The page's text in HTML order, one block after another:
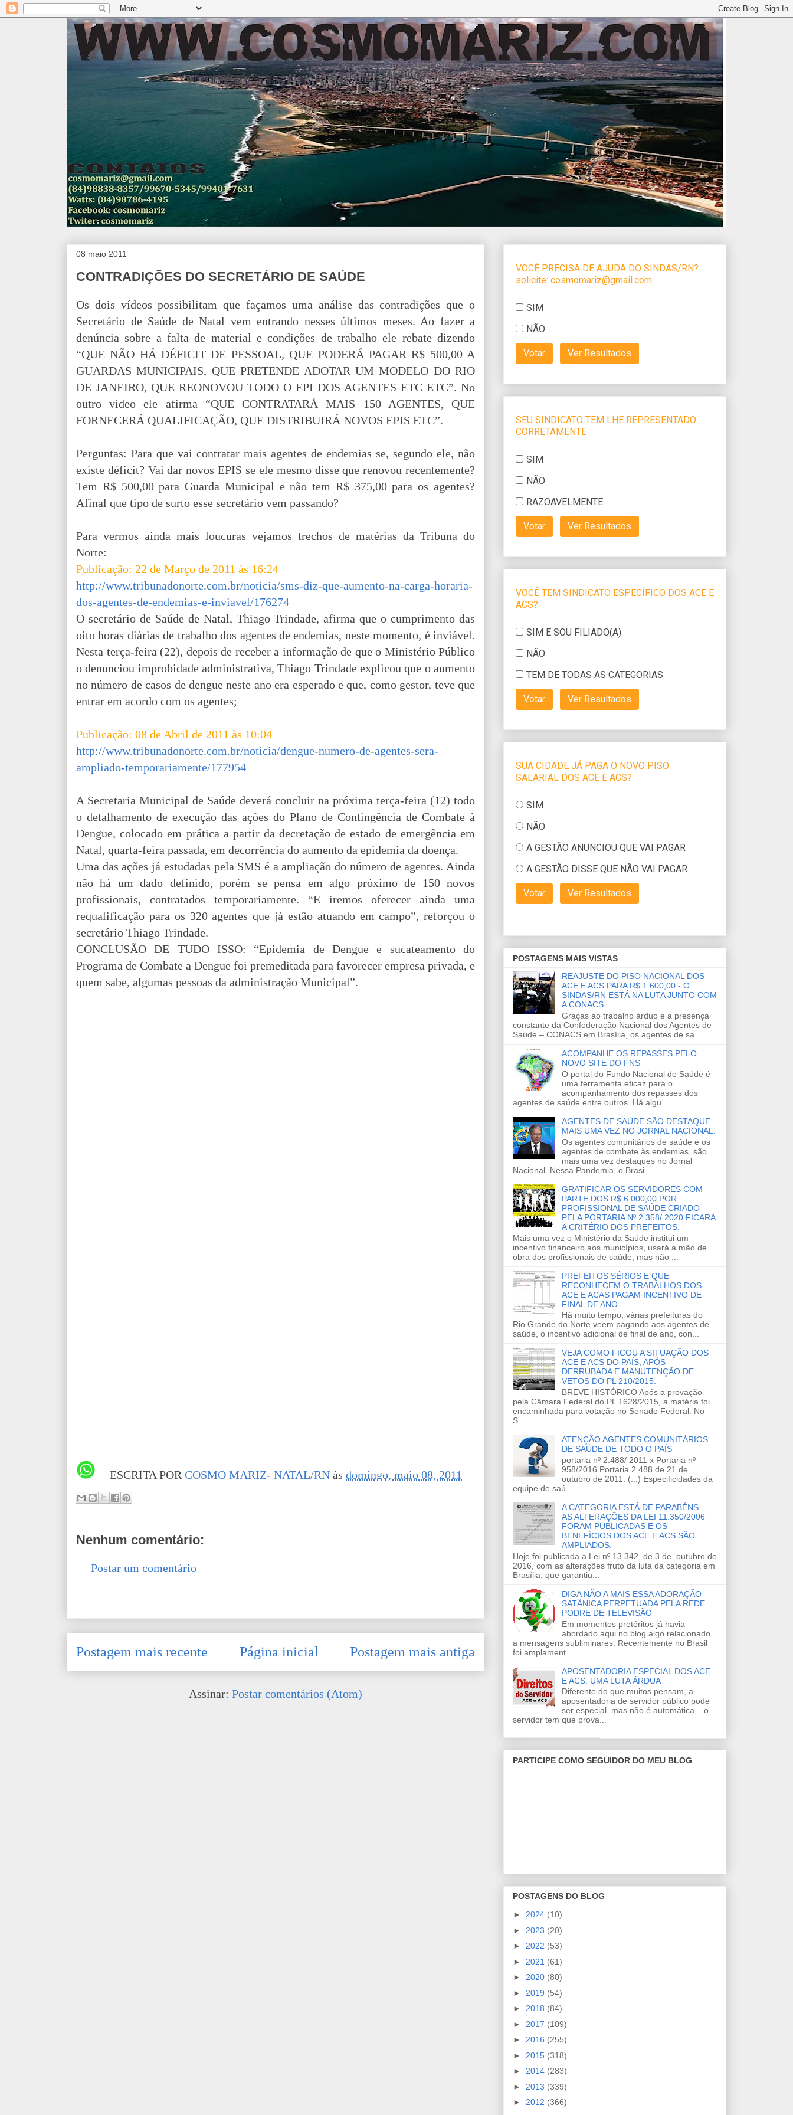
08 maio 2011
CONTRADIÇÕES DO SECRETÁRIO DE SAÚDE
Os dois vídeos possibilitam que façamos uma análise das contradições que o
Secretário de Saúde de Natal vem entrando nesses últimos meses. Ao fazer a
denúncia sobre a falta de material e condições de trabalho ele rebate dizendo
“QUE NÃO HÁ DÉFICIT DE PESSOAL, QUE PODERÁ PAGAR R$ 500,00 A
GUARDAS MUNICIPAIS, QUE PRETENDE ADOTAR UM MODELO DO RIO
DE JANEIRO, QUE REONOVOU TODO O EPI DOS AGENTES ETC ETC”. No
outro vídeo ele afirma “QUE CONTRATARÁ MAIS 150 AGENTES, QUE
FORNECERÁ QUALIFICAÇÃO, QUE DISTRIBUIRÁ NOVOS EPIS ETC”.
Perguntas: Para que vai contratar mais agentes de endemias se, segundo ele, não
existe déficit? Vai dar novos EPIS se ele mesmo disse que renovou recentemente?
Tem R$ 500,00 para Guarda Municipal e não tem R$ 375,00 para os agentes?
Afinal que tipo de surto esse secretário vem passando?
Para vermos ainda mais loucuras vejamos trechos de matérias da Tribuna do
Norte:
Publicação: 22 de Março de 2011 às 16:24
http://www.tribunadonorte.com.br/noticia/sms-diz-que-aumento-na-carga-horaria-
dos-agentes-de-endemias-e-inviavel/176274
O secretário de Saúde de Natal, Thiago Trindade, afirma que o cumprimento das
oito horas diárias de trabalho dos agentes de endemias, neste momento, é inviável.
Nesta terça-feira (22), depois de receber a informação de que o Ministério Público
o denunciou improbidade administrativa, Thiago Trindade explicou que o aumento
no número de casos de dengue neste ano era esperado e que, como gestor, teve que
entrar em acordo com os agentes;
Publicação: 08 de Abril de 2011 às 10:04
http://www.tribunadonorte.com.br/noticia/dengue-numero-de-agentes-sera-
ampliado-temporariamente/177954
A Secretaria Municipal de Saúde deverá concluir na próxima terça-feira (12) todo
o detalhamento de execução das ações do Plano de Contingência de Combate à
Dengue, colocado em prática a partir da decretação de estado de emergência em
Natal, quarta-feira passada, em decorrência do aumento da epidemia da doença.
Uma das ações já estudadas pela SMS é a ampliação do número de agentes. Ainda
não há um dado definido, porém se pensa em algo próximo de 150 novos
profissionais, contratados temporariamente. “E iremos oferecer ainda uma
requalificação para os 320 agentes que já estão atuando em campo”, reforçou o
secretário Thiago Trindade.
CONCLUSÃO DE TUDO ISSO: “Epidemia de Dengue e sucateamento do
Programa de Combate a Dengue foi premeditada para favorecer empresa privada, e
quem sabe, algumas pessoas da administração Municipal”.
ESCRITA POR COSMO MARIZ- NATAL/RN às domingo, maio 08, 2011
Nenhum comentário:
Postar um comentário
Postagem mais recente Postagem mais antiga
Página inicial
Assinar: Postar comentários (Atom)
POSTAGENS MAIS VISTAS
REAJUSTE DO PISO NACIONAL DOS
ACE E ACS PARA R$ 1.600,00 - O
SINDAS/RN ESTÁ NA LUTA JUNTO COM
A CONACS.
Graças ao trabalho árduo e a presença
constante da Confederação Nacional dos Agentes de
Saúde – CONACS em Brasília, os agentes de sa...
ACOMPANHE OS REPASSES PELO
NOVO SITE DO FNS
O portal do Fundo Nacional de Saúde é
uma ferramenta eficaz para o
acompanhamento dos repasses dos
agentes de saúde entre outros. Há algu...
AGENTES DE SAÚDE SÃO DESTAQUE
MAIS UMA VEZ NO JORNAL NACIONAL.
Os agentes comunitários de saúde e os
agentes de combate às endemias, são
mais uma vez destaques no Jornal
Nacional. Nessa Pandemia, o Brasi...
GRATIFICAR OS SERVIDORES COM
PARTE DOS R$ 6.000,00 POR
PROFISSIONAL DE SAÚDE CRIADO
PELA PORTARIA Nº 2.358/ 2020 FICARÁ
A CRITÉRIO DOS PREFEITOS.
Mais uma vez o Ministério da Saúde institui um
incentivo financeiro aos municípios, usará a mão de
obra dos profissionais de saúde, mas não ...
PREFEITOS SÉRIOS E QUE
RECONHECEM O TRABALHOS DOS
ACE E ACAS PAGAM INCENTIVO DE
FINAL DE ANO
Há muito tempo, várias prefeituras do
Rio Grande do Norte veem pagando aos agentes de
saúde, o incentivo adicional de final de ano, con...
VEJA COMO FICOU A SITUAÇÃO DOS
ACE E ACS DO PAÍS, APÓS
DERRUBADA E MANUTENÇÃO DE
VETOS DO PL 210/2015.
BREVE HISTÓRICO Após a provação
pela Câmara Federal do PL 1628/2015, a matéria foi
encaminhada para votação no Senado Federal. No
S...
ATENÇÃO AGENTES COMUNITÁRIOS
DE SAÚDE DE TODO O PAÍS
portaria nº 2.488/ 2011 x Portaria nº
958/2016 Portaria 2.488 de 21 de
outubro de 2011: (...) Especificidades da
equipe de saú...
A CATEGORIA ESTÁ DE PARABÉNS –
AS ALTERAÇÕES DA LEI 11.350/2006
FORAM PUBLICADAS E OS
BENEFÍCIOS DOS ACE E ACS SÃO
AMPLIADOS.
Hoje foi publicada a Lei nº 13.342, de 3 de outubro de
2016, com as alterações fruto da luta da categoria em
Brasília, que garantiu...
DIGA NÃO A MAIS ESSA ADORAÇÃO
SATÂNICA PERPETUADA PELA REDE
PODRE DE TELEVISÃO
Em momentos pretéritos já havia
abordado aqui no blog algo relacionado
a mensagens subliminares. Recentemente no Brasil
foi amplament...
APOSENTADORIA ESPECIAL DOS ACE
E ACS. UMA LUTA ÁRDUA
Diferente do que muitos pensam, a
aposentadoria de servidor público pode
ser especial, mas não é automática, o
servidor tem que prova...
PARTICIPE COMO SEGUIDOR DO MEU BLOG
POSTAGENS DO BLOG
► 2024 (10)
► 2023 (20)
► 2022 (53)
► 2021 (61)
► 2020 (80)
► 2019 (54)
► 2018 (84)
► 2017 (109)
► 2016 (255)
► 2015 (318)
► 2014 (283)
► 2013 (339)
► 2012 (366)